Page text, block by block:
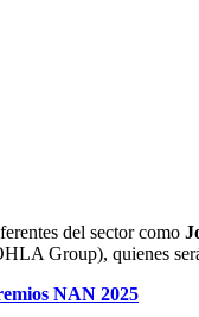
del sector como
Group), quienes
NAN 2025